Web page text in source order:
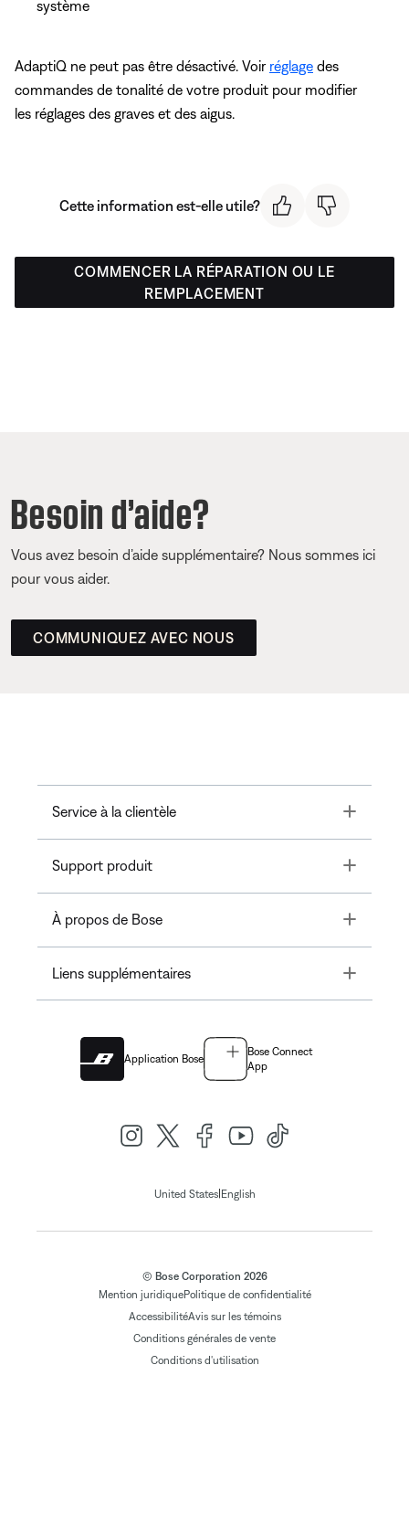
système
AdaptiQ ne peut pas être désactivé. Voir réglage des
commandes de tonalité de votre produit pour modifier
les réglages des graves et des aigus.
Cette information est-elle utile?
COMMENCER LA RÉPARATION OU LE
REMPLACEMENT
Besoin d’aide?
Vous avez besoin d’aide supplémentaire? Nous sommes ici
pour vous aider.
COMMUNIQUEZ AVEC NOUS
Service à la clientèle Toggle
Support produit Toggle
À propos de Bose Toggle
Liens supplémentaires Toggle
Application Bose
Bose Connect
App
United States| English
© Bose Corporation 2026
Mention juridiquePolitique de confidentialité
AccessibilitéAvis sur les témoins
Conditions générales de vente
Conditions d'utilisation